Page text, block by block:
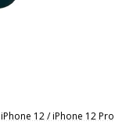
iPhone 12 / iPhone 12 Pro